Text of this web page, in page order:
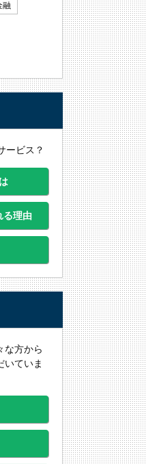
融
ービス？
る理由
な方から
いていま